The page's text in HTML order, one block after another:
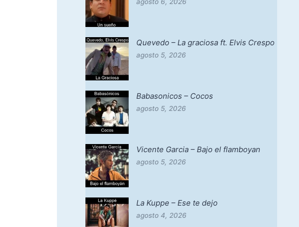
Quevedo – La graciosa ft. Elvis Crespo
agosto 5, 2026
Babasonicos – Cocos
agosto 5, 2026
Vicente Garcia – Bajo el flamboyan
agosto 5, 2026
La Kuppe – Ese te dejo
agosto 4, 2026